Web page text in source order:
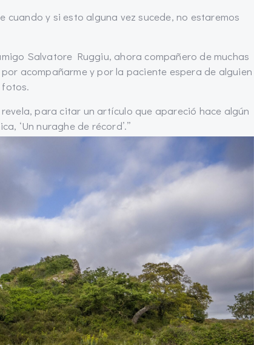
cuando y si esto alguna vez sucede, no estaremos
Salvatore Ruggiu, ahora compañero de muchas
acompañarme y por la paciente espera de alguien
fotos.
para citar un artículo que apareció hace algún
‘Un nuraghe de récord’.”